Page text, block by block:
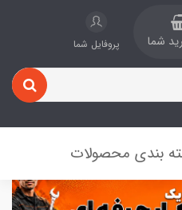
شما پروفایل شما
بندی محصولات